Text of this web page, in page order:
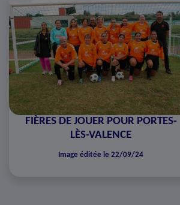
FIÈRES DE JOUER POUR PORTES-
LÈS-VALENCE
Image éditée le 22/09/24